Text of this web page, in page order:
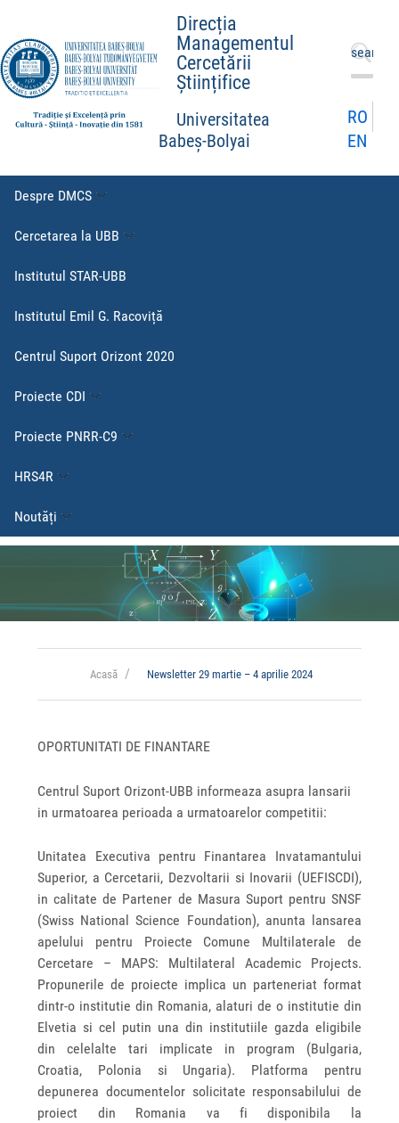
Direcția
Managementul
Cercetării
Științifice
Universitatea
Babeș-Bolyai
Caută
după:
RO
EN
Despre DMCS
Cercetarea la UBB
Institutul STAR-UBB
Institutul Emil G. Racoviță
Centrul Suport Orizont 2020
Proiecte CDI
Proiecte PNRR-C9
HRS4R
Noutăți
Acasă Newsletter 29 martie – 4 aprilie 2024
OPORTUNITATI DE FINANTARE
Centrul Suport Orizont-UBB informeaza asupra lansarii
in urmatoarea perioada a urmatoarelor competitii:
Unitatea Executiva pentru Finantarea Invatamantului
Superior, a Cercetarii, Dezvoltarii si Inovarii (UEFISCDI),
in calitate de Partener de Masura Suport pentru SNSF
(Swiss National Science Foundation), anunta lansarea
apelului pentru Proiecte Comune Multilaterale de
Cercetare – MAPS: Multilateral Academic Projects.
Propunerile de proiecte implica un parteneriat format
dintr-o institutie din Romania, alaturi de o institutie din
Elvetia si cel putin una din institutiile gazda eligibile
din celelalte tari implicate in program (Bulgaria,
Croatia, Polonia si Ungaria). Platforma pentru
depunerea documentelor solicitate responsabilului de
proiect din Romania va fi disponibila la